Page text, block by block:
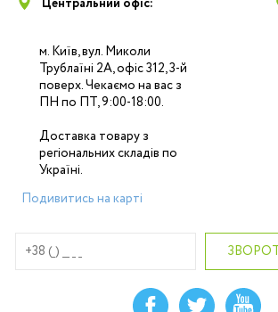
м. Київ, вул. Миколи
Трублаїні 2А, офіс 312, 3-й
поверх. Чекаємо на вас з
ПН по ПТ, 9:00-18:00.
Доставка товару з
регіональних складів по
Україні.
Подивитись на карті